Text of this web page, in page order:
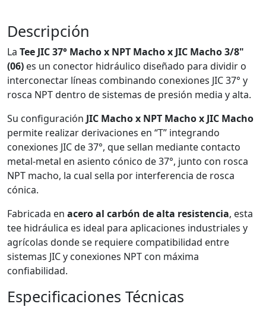
Descripción
La Tee JIC 37° Macho x NPT Macho x JIC Macho 3/8"
(06) es un conector hidráulico diseñado para dividir o
interconectar líneas combinando conexiones JIC 37° y
rosca NPT dentro de sistemas de presión media y alta.
Su configuración JIC Macho x NPT Macho x JIC Macho
permite realizar derivaciones en “T” integrando
conexiones JIC de 37°, que sellan mediante contacto
metal-metal en asiento cónico de 37°, junto con rosca
NPT macho, la cual sella por interferencia de rosca
cónica.
Fabricada en acero al carbón de alta resistencia, esta
tee hidráulica es ideal para aplicaciones industriales y
agrícolas donde se requiere compatibilidad entre
sistemas JIC y conexiones NPT con máxima
confiabilidad.
Especificaciones Técnicas